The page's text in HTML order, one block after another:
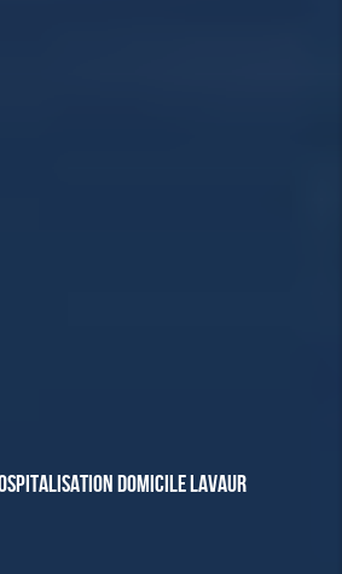
DOMICILE LAVAUR